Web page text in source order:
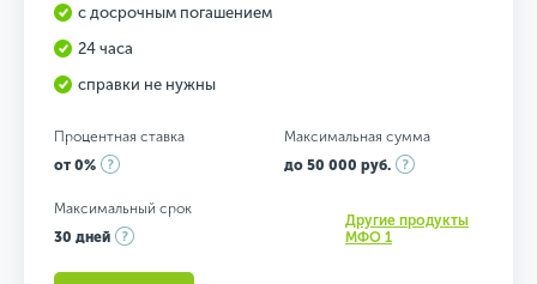
с досрочным погашением
24 часа
справки не нужны
Процентная ставка
от 0%
Максимальная сумма
до 50 000 руб.
Максимальный срок
30 дней
Другие продукты
МФО 1